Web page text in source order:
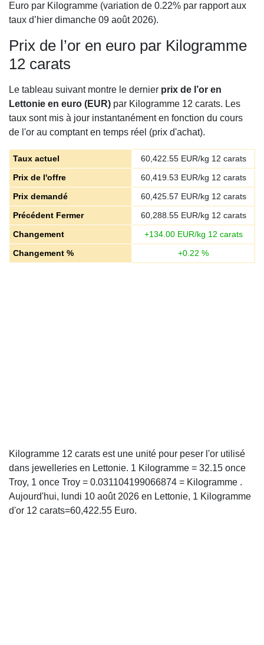
Euro par Kilogramme (variation de 0.22% par rapport aux
taux d’hier dimanche 09 août 2026).
Prix de l’or en euro par Kilogramme
12 carats
Le tableau suivant montre le dernier prix de l’or en
Lettonie en euro (EUR) par Kilogramme 12 carats. Les
taux sont mis à jour instantanément en fonction du cours
de l'or au comptant en temps réel (prix d'achat).
Taux actuel 60,422.55EUR/kg 12 carats
Prix de l'offre
60,419.53 EUR/kg 12 carats
Prix demandé
60,425.57 EUR/kg 12 carats
Précédent Fermer
60,288.55EUR/kg 12 carats
Changement
+134.00EUR/kg 12 carats
Changement %
+0.22 %
Kilogramme 12 carats est une unité pour peser l'or utilisé
dans jewelleries en Lettonie. 1 Kilogramme = 32.15 once
Troy, 1 once Troy = 0.031104199066874 = Kilogramme .
Aujourd'hui, lundi 10 août 2026 en Lettonie, 1 Kilogramme
d'or 12 carats=60,422.55 Euro.